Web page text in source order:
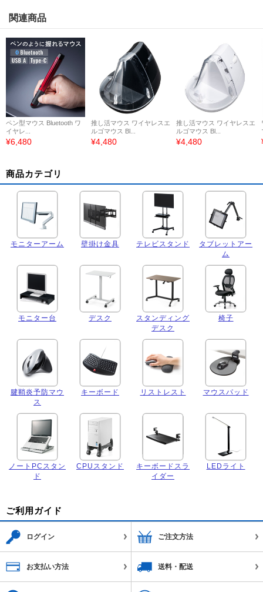
関連商品
ペン型マウス Bluetooth ワ
イヤレ...
¥6,480
推し活マウス ワイヤレスエ
ルゴマウス Bl...
¥4,480
推し活マウス ワイヤレスエ
ルゴマウス Bl...
¥4,480
商品カテゴリ
モニターアーム 壁掛け金具 テレビスタンド
タブレットアー
ム
モニター台 デスク
スタンディング
デスク
椅子
腱鞘炎予防マウ
ス
キーボード リストレスト マウスパッド
ノートPCスタン
ド
CPUスタンド
キーボードスラ
イダー
LEDライト
ご利用ガイド
ログイン ご注文方法
お支払い方法 送料・配送